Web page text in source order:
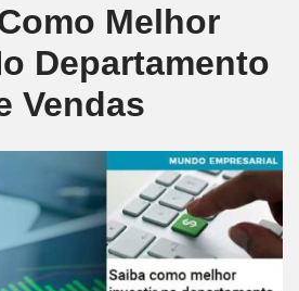
Melhor
Departamento
Vendas